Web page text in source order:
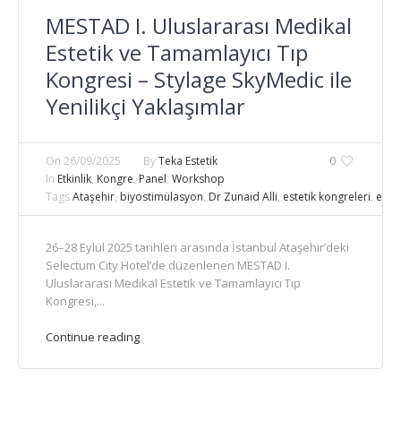
MESTAD I. Uluslararası Medikal
Estetik ve Tamamlayıcı Tıp
Kongresi – Stylage SkyMedic ile
Yenilikçi Yaklaşımlar
0
On 26/09/2025 ByTeka Estetik
In Etkinlik, Kongre, Panel, Workshop
TagsAtaşehir, biyostimülasyon, Dr Zunaid Alli, estetik kongreleri,
26–28 Eylül 2025 tarihleri arasında İstanbul Ataşehir’deki
Selectum City Hotel’de düzenlenen MESTAD I.
Uluslararası Medikal Estetik ve Tamamlayıcı Tıp
Kongresi,...
Continue reading